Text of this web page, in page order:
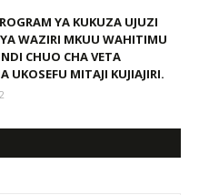
YA KUKUZA UJUZI
WAZIRI MKUU WAHITIMU
CHUO CHA VETA
UKOSEFU MITAJI KUJIAJIRI.